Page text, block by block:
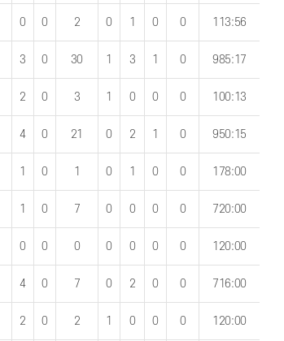
0 0 2 0 1 0 0 113:56
3 0 30 1 3 1 0 985:17
2 0 3 1 0 0 0 100:13
4 0 21 0 2 1 0 950:15
1 0 1 0 1 0 0 178:00
1 0 7 0 0 0 0 720:00
0 0 0 0 0 0 0 120:00
4 0 7 0 2 0 0 716:00
2 0 2 1 0 0 0 120:00